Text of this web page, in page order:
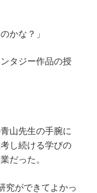
かな？」
タジー作品の授
山先生の手腕に
し続ける学びの
だった。
究ができてよかっ